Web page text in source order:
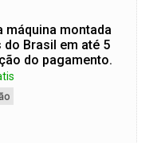
máquina montada
Brasil em até 5
do pagamento.